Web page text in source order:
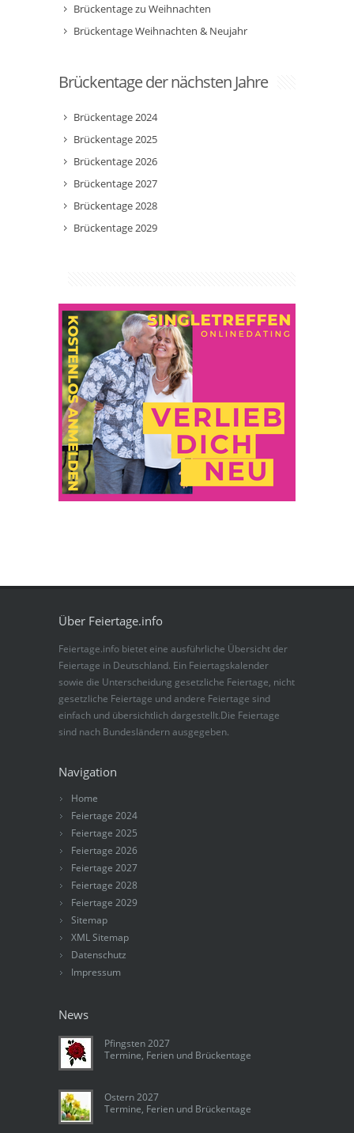
Brückentage zu Weihnachten
Brückentage Weihnachten & Neujahr
Brückentage der nächsten Jahre
Brückentage 2024
Brückentage 2025
Brückentage 2026
Brückentage 2027
Brückentage 2028
Brückentage 2029
Über Feiertage.info
Feiertage.info bietet eine ausführliche Übersicht der
Feiertage in Deutschland. Ein Feiertagskalender
sowie die Unterscheidung gesetzliche Feiertage, nicht
gesetzliche Feiertage und andere Feiertage sind
einfach und übersichtlich dargestellt.Die Feiertage
sind nach Bundesländern ausgegeben.
Navigation
Home
Feiertage 2024
Feiertage 2025
Feiertage 2026
Feiertage 2027
Feiertage 2028
Feiertage 2029
Sitemap
XML Sitemap
Datenschutz
Impressum
News
Pfingsten 2027
Termine, Ferien und Brückentage
Ostern 2027
Termine, Ferien und Brückentage